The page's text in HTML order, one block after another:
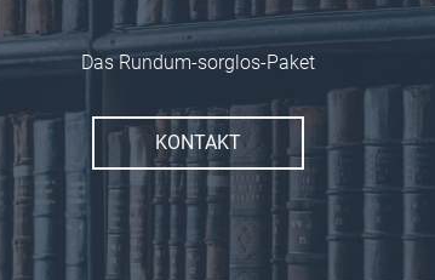
Das Rundum-sorglos-Paket
KONTAKT